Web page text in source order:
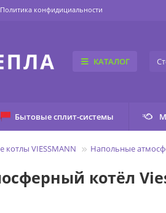
Политика конфидициальности
КАТАЛОГ
Бытовые сплит-системы
котлы VIESSMANN Напольные
котёл